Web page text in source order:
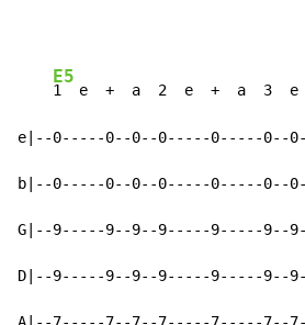
E5
1  e  +  a  2  e  +  a  3
e|--0-----0--0--0-----0-----0--
b|--0-----0--0--0-----0-----0--
G|--9-----9--9--9-----9-----9--
D|--9-----9--9--9-----9-----9--